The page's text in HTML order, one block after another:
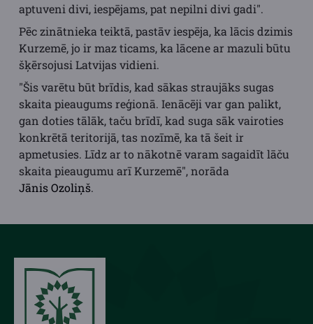
aptuveni divi, iespējams, pat nepilni divi gadi".
Pēc zinātnieka teiktā, pastāv iespēja, ka lācis dzimis
Kurzemē, jo ir maz ticams, ka lācene ar mazuli būtu
šķērsojusi Latvijas vidieni.
"Šis varētu būt brīdis, kad sākas straujāks sugas
skaita pieaugums reģionā. Ienācēji var gan palikt,
gan doties tālāk, taču brīdī, kad suga sāk vairoties
konkrētā teritorijā, tas nozīmē, ka tā šeit ir
apmetusies. Līdz ar to nākotnē varam sagaidīt lāču
skaita pieaugumu arī Kurzemē", norāda
Jānis Ozoliņš.